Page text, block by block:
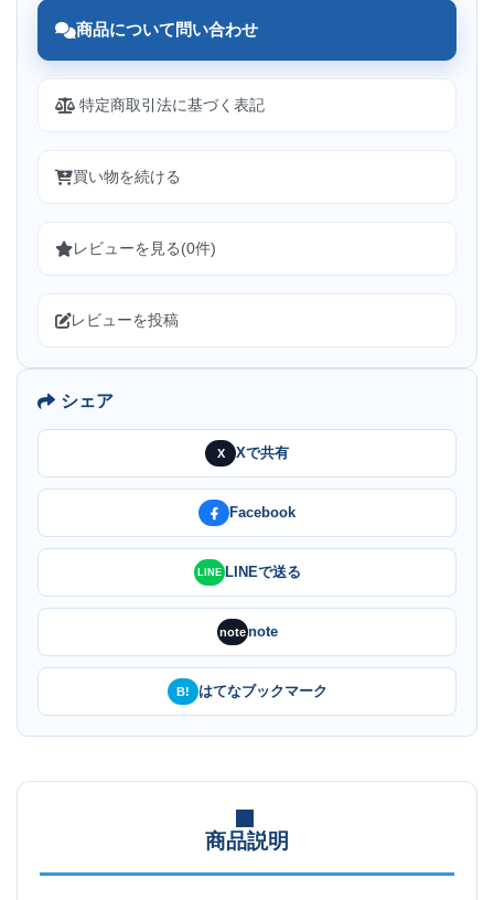
商品について問い合わせ
特定商取引法に基づく表記
買い物を続ける
レビューを見る(0件)
レビューを投稿
シェア
X Xで共有
Facebook
LINE LINEで送る
notenote
B! はてなブックマーク
商品説明